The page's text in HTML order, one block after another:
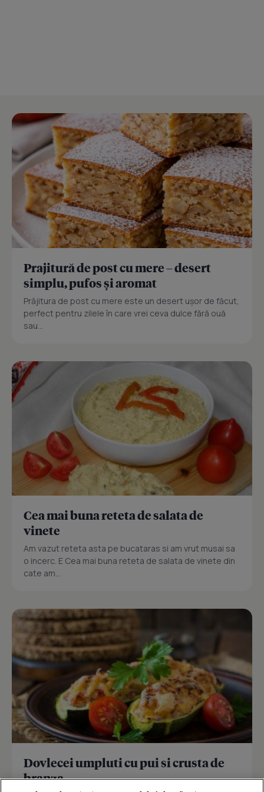
Prajitură de post cu mere – desert
simplu, pufos și aromat
Prăjitura de post cu mere este un desert ușor de făcut,
perfect pentru zilele în care vrei ceva dulce fără ouă
sau...
Cea mai buna reteta de salata de
vinete
Am vazut reteta asta pe bucataras si am vrut musai sa
o incerc. E Cea mai buna reteta de salata de vinete din
cate am...
Dovlecei umpluti cu pui si crusta de
branza